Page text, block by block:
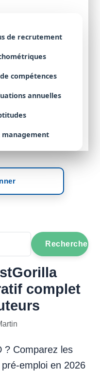
de recrutement
compétences
annuelles
management
Recherche
complet
? Comparez les
emploi en 2026